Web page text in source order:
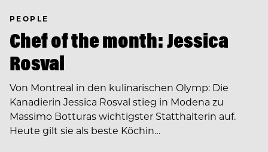
PEOPLE
Chef of the month: Jessica
Rosval
Von Montreal in den kulinarischen Olymp: Die
Kanadierin Jessica Rosval stieg in Modena zu
Massimo Botturas wichtigster Statthalterin auf.
Heute gilt sie als beste Köchin…